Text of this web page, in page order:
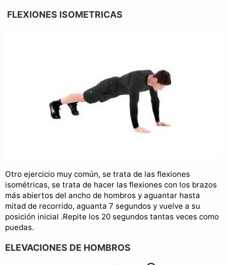
FLEXIONES ISOMETRICAS
Otro ejercicio muy común, se trata de las flexiones
isométricas, se trata de hacer las flexiones con los brazos
más abiertos del ancho de hombros y aguantar hasta
mitad de recorrido, aguanta 7 segundos y vuelve a su
posición inicial .Repite los 20 segundos tantas veces como
puedas.
ELEVACIONES DE HOMBROS